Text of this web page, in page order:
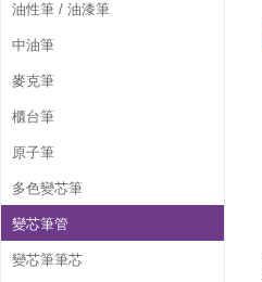
油性筆 / 油漆筆
中油筆
麥克筆
櫃台筆
原子筆
多色變芯筆
變芯筆管
變芯筆筆芯